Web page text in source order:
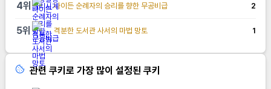
4위 나이든 순례자의 승리를 향한 무공비급 2
5위 격분한 도서관 사서의 마법 망토 1
관련 쿠키로 가장 많이 설정된 쿠키